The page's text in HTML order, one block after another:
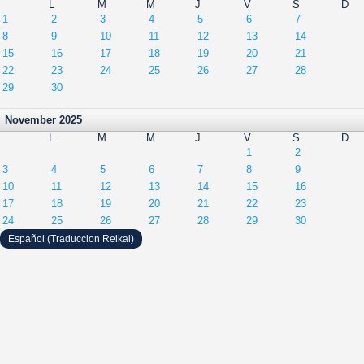
L
M M J V S
D
1
2 3 4 5 6
7
8
9 10 11 12 13
14
15
16 17 18 19 20
21
22
23 24 25 26 27
28
29
30
November 2025
L
M M J V S
D
1
2
3
4 5 6 7 8
9
10
11 12 13 14 15
16
17
18 19 20 21 22
23
24
25 26 27 28 29 30
Español (Traduccion Reikai)